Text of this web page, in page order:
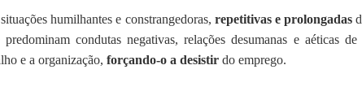
humilhantes e constrangedoras, repetitivas e prolongadas
condutas negativas, relações desumanas e aéticas de
e a organização, forçando-o a desistir do emprego.